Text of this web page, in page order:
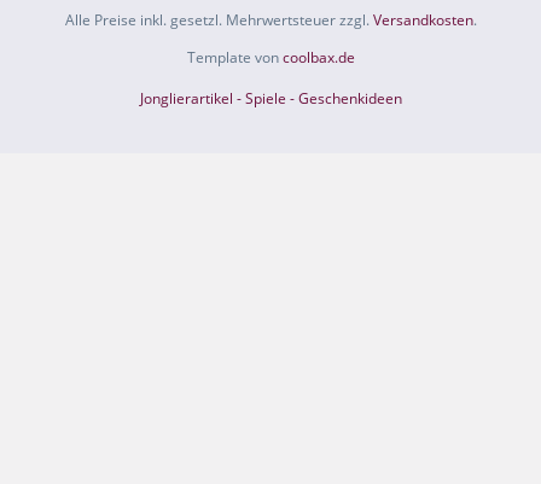
Alle Preise inkl. gesetzl. Mehrwertsteuer zzgl.Versandkosten.
Template voncoolbax.de
Jonglierartikel - Spiele - Geschenkideen